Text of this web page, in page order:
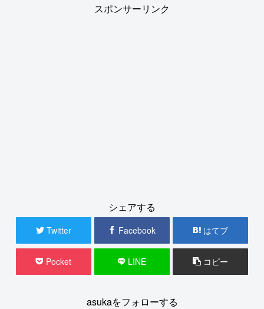
スポンサーリンク
シェアする
Twitter Facebook はてブ
Pocket LINE コピー
asukaをフォローする